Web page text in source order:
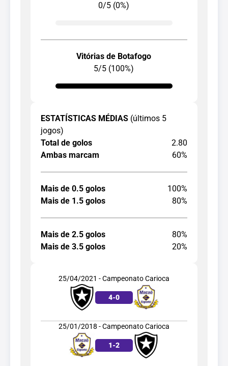
0/5 (0%)
Vitórias de Botafogo
5/5 (100%)
ESTATÍSTICAS MÉDIAS (últimos 5
jogos)
Total de golos
2.80
Ambas marcam
60%
Mais de 0.5 golos
100%
Mais de 1.5 golos
80%
Mais de 2.5 golos
80%
Mais de 3.5 golos
20%
25/04/2021 - Campeonato Carioca
4-0
25/01/2018 - Campeonato Carioca
1-2